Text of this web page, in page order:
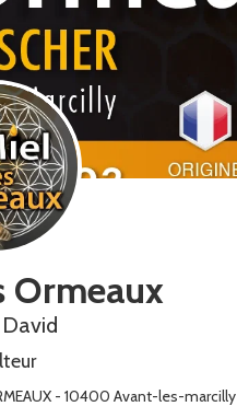
Ormeaux
David
- 10400 Avant-les-marcilly